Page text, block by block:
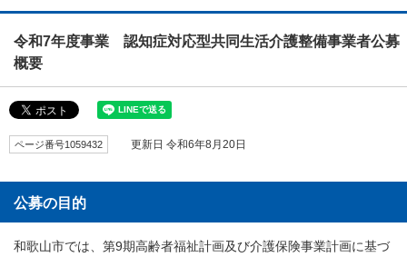
令和7年度事業 認知症対応型共同生活介護整備事業者公募
概要
ページ番号1059432 更新日 令和6年8月20日
公募の目的
和歌山市では、第9期高齢者福祉計画及び介護保険事業計画に基づ